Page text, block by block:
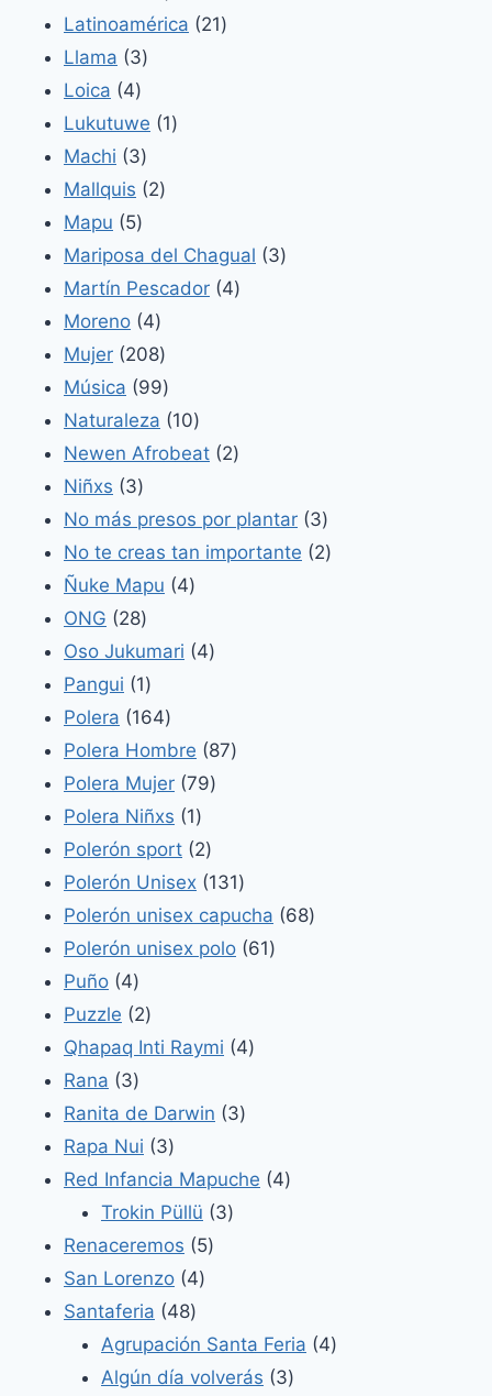
productos
Latinoamérica 2121
Llama 33
Loica 44
productos
Lukutuwe 11
Machi 33
productos
Mallquis 22
Mapu 55
productos
Mariposa del Chagual 33
Martín Pescador 44
Moreno 44
productos
Mujer 208208
productos
Música 9999
productos
Naturaleza 1010
productos
Newen Afrobeat 22
Niñxs 33
productos
No más presos por plantar 33
productos
No te creas tan importante 22
Ñuke Mapu 44
ONG 2828
productos
Oso Jukumari 44
Pangui 11
producto
Polera 164164
productos
Polera Hombre 8787
Polera Mujer 7979
Polera Niñxs 11
producto
Polerón sport 22
productos
Polerón Unisex 131131
productos
Polerón unisex capucha 6868
Polerón unisex polo 6161
Puño 44
productos
Puzzle 22
productos
Qhapaq Inti Raymi 44
Rana 33
productos
Ranita de Darwin 33
Rapa Nui 33
productos
Red Infancia Mapuche 44
Trokin Püllü 33
Renaceremos 55
San Lorenzo 44
Santaferia 4848
productos
Agrupación Santa Feria 44
Algún día volverás 33